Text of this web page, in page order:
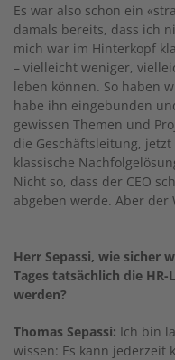
Es war also schon ein
damals bereits, dass ich
mich war im Hinterkopf
– vielleicht weniger,
leben können. So haben
habe ihn eingebunden
gewissen Themen und
die Geschäftsleitung,
klassische
Nicht so, dass der CEO
abgeben werde. Aber der
Herr Sepassi, wie sicher
Tages tatsächlich die
werden?
Thomas Sepassi: Ich bin
wissen: Es kann jederzeit